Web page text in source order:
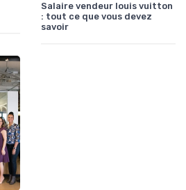
Salaire vendeur louis vuitton
: tout ce que vous devez
savoir